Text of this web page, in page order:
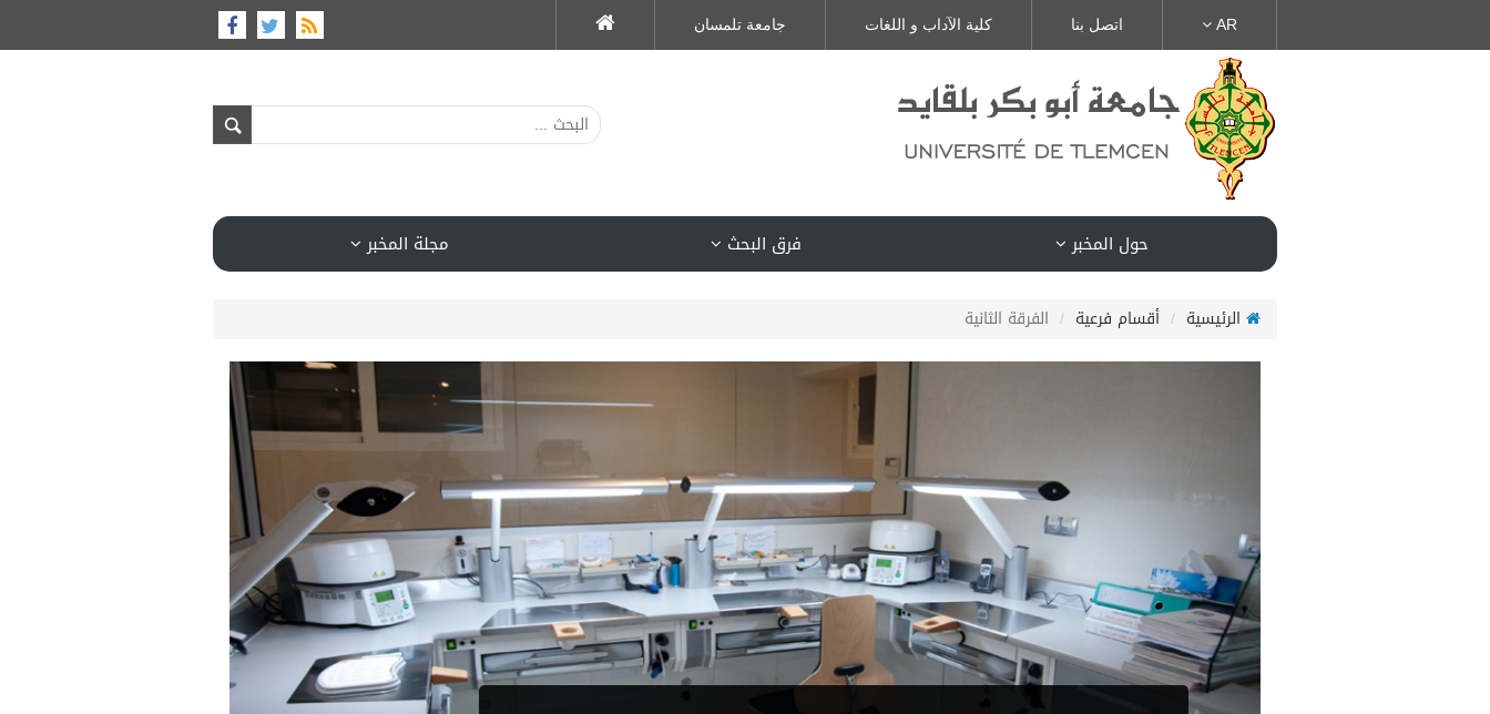
AR اتصل بنا كلية الآداب و اللغات جامعة تلمسان
حول المخبر فرق البحث مجلة المخبر
الرئيسية أقسام فرعية الفرقة الثانية